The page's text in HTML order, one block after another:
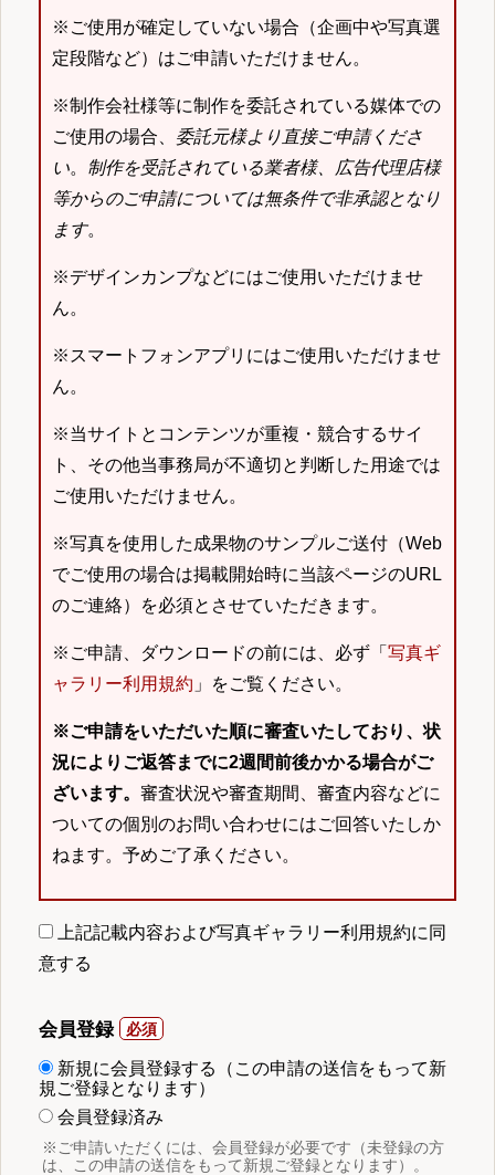
※ご使用が確定していない場合（企画中や写真選
定段階など）はご申請いただけません。
※制作会社様等に制作を委託されている媒体での
ご使用の場合、 委託元様より直接ご申請くださ
い。 制作を受託されている業者様、広告代理店様
等からのご申請については無条件で非承認となり
ます。
※デザインカンプなどにはご使用いただけませ
ん。
※スマートフォンアプリにはご使用いただけませ
ん。
※当サイトとコンテンツが重複・競合するサイ
ト、その他当事務局が不適切と判断した用途では
ご使用いただけません。
※写真を使用した成果物のサンプルご送付（Web
でご使用の場合は掲載開始時に当該ページのURL
のご連絡）を必須とさせていただきます。
※ご申請、ダウンロードの前には、必ず「 写真ギ
ャラリー利用規約 」をご覧ください。
※ご申請をいただいた順に審査いたしており、状
況によりご返答までに2週間前後かかる場合がご
ざいます。 審査状況や審査期間、審査内容などに
ついての個別のお問い合わせにはご回答いたしか
ねます。予めご了承ください。
上記記載内容および写真ギャラリー利用規約に同
意する
会員登録
新規に会員登録する（この申請の送信をもって新
規ご登録となります）
会員登録済み
※ご申請いただくには、会員登録が必要です（未登録の方
は、この申請の送信をもって新規ご登録となります）。